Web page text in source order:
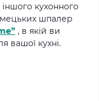
кухонного
шпалер
, в якій ви
вашої кухні.